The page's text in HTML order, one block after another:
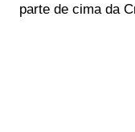
parte de cima da